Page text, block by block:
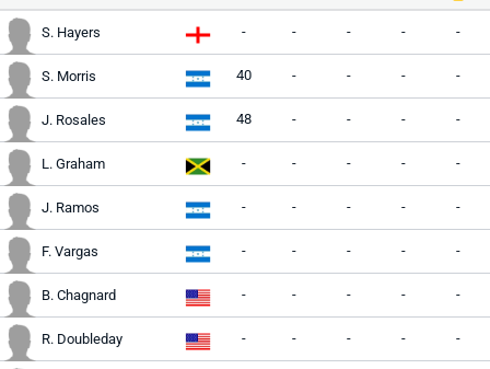
S. Hayers - - - - -
S. Morris 40 - - - -
J. Rosales 48 - - - -
L. Graham - - - - -
J. Ramos - - - - -
F. Vargas - - - - -
B. Chagnard - - - - -
R. Doubleday - - - - -